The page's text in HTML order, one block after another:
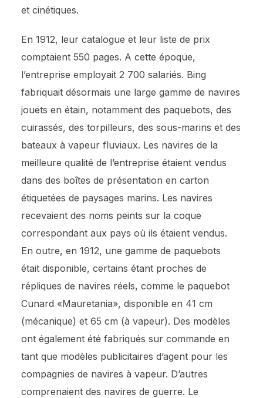
et cinétiques.
En 1912, leur catalogue et leur liste de prix
comptaient 550 pages. A cette époque,
l’entreprise employait 2 700 salariés. Bing
fabriquait désormais une large gamme de navires
jouets en étain, notamment des paquebots, des
cuirassés, des torpilleurs, des sous-marins et des
bateaux à vapeur fluviaux. Les navires de la
meilleure qualité de l’entreprise étaient vendus
dans des boîtes de présentation en carton
étiquetées de paysages marins. Les navires
recevaient des noms peints sur la coque
correspondant aux pays où ils étaient vendus.
En outre, en 1912, une gamme de paquebots
était disponible, certains étant proches de
répliques de navires réels, comme le paquebot
Cunard «Mauretania», disponible en 41 cm
(mécanique) et 65 cm (à vapeur). Des modèles
ont également été fabriqués sur commande en
tant que modèles publicitaires d’agent pour les
compagnies de navires à vapeur. D’autres
comprenaient des navires de guerre. Le